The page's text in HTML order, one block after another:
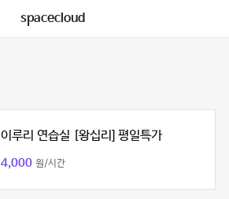
spacecloud
이루리 연습실 [왕십리] 평일특가
4,000 원/시간